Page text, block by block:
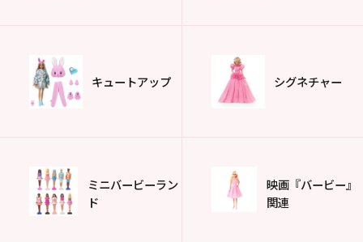
キュートアップ シグネチャー
ミニバービーラン
ド
映画『バービー』
関連